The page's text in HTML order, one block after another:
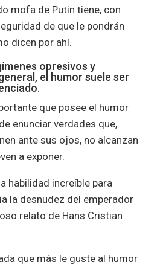
mofa de Putin tiene, con
de que le pondrán
dicen por ahí.
opresivos y
el humor suele ser
que posee el humor
enunciar verdades que,
ante sus ojos, no alcanzan
a exponer.
habilidad increíble para
la desnudez del emperador
relato de Hans Cristian
que más le guste al humor